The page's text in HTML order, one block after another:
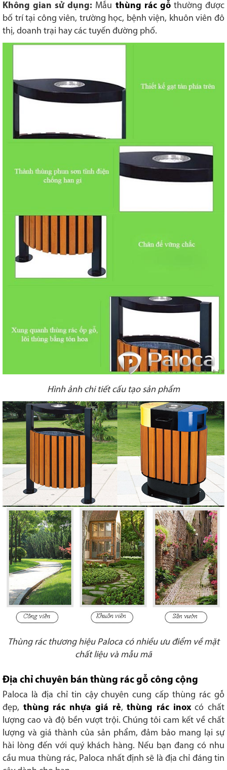
Không gian sử dụng: Mẫu thùng rác gỗthường được
bố trí tại công viên, trường học, bệnh viện, khuôn viên đô
thị, doanh trại hay các tuyến đường phố.
Hình ảnh chi tiết cấu tạo sản phẩm
Thùng rác thương hiệu Paloca có nhiều ưu điểm về mặt
chất liệu và mẫu mã
Địa chỉ chuyên bán thùng rác gỗ công cộng
Paloca là địa chỉ tin cậy chuyên cung cấp thùng rác gỗ
đẹp, thùng rác nhựa giá rẻ,thùng rác inoxcó chất
lượng cao và độ bền vượt trội. Chúng tôi cam kết về chất
lượng và giá thành của sản phẩm, đảm bảo mang lại sự
hài lòng đến với quý khách hàng. Nếu bạn đang có nhu
cầu mua thùng rác, Paloca nhất định sẽ là địa chỉ đáng tin